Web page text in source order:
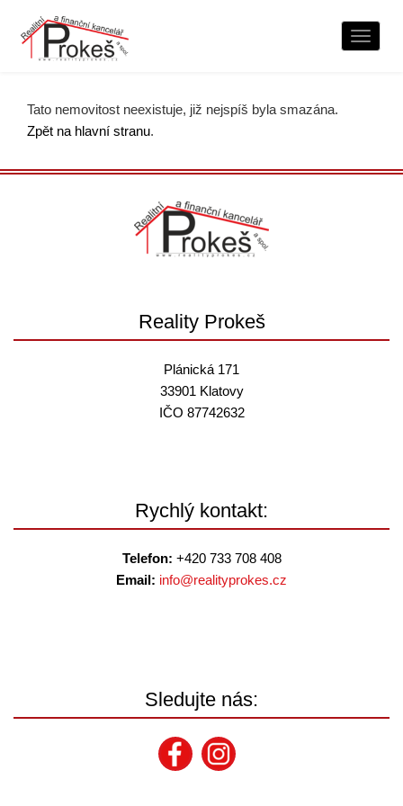
Tato nemovitost neexistuje, již nejspíš byla smazána.
Zpět na hlavní stranu.
Reality Prokeš
Plánická 171
33901 Klatovy
IČO 87742632
Rychlý kontakt:
Telefon: +420 733 708 408
Email: info@realityprokes.cz
Sledujte nás: